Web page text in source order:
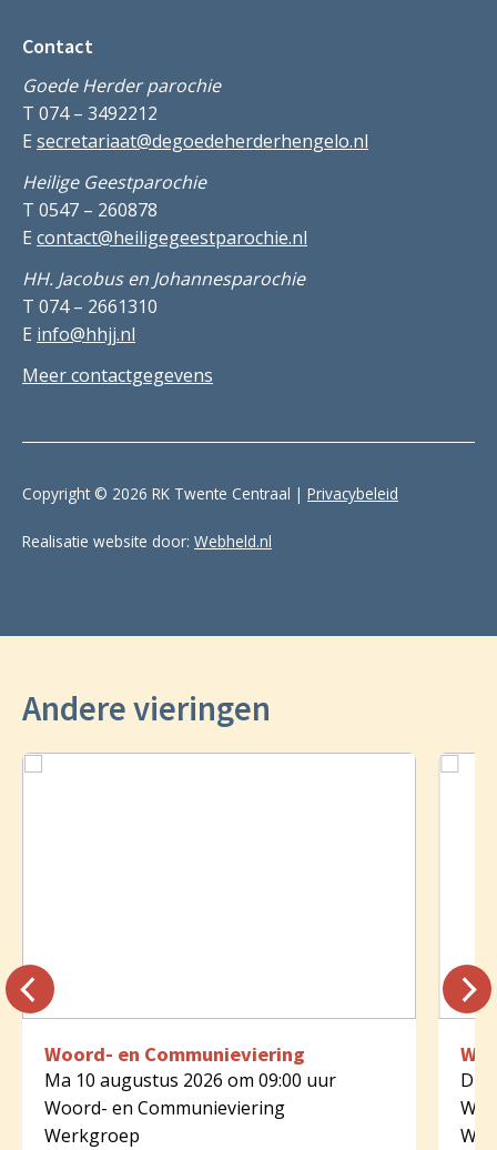
Contact
Goede Herder parochie
T 074 – 3492212
E secretariaat@degoedeherderhengelo.nl
Heilige Geestparochie
T 0547 – 260878
E contact@heiligegeestparochie.nl
HH. Jacobus en Johannesparochie
T 074 – 2661310
E info@hhjj.nl
Meer contactgegevens
Copyright © 2026 RK Twente Centraal | Privacybeleid
Realisatie website door: Webheld.nl
Andere vieringen
Woord- en Communieviering
Ma 10 augustus 2026 om 09:00 uur
Woord- en Communieviering
Werkgroep
Di